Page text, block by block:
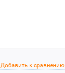
Добавить к сравнению